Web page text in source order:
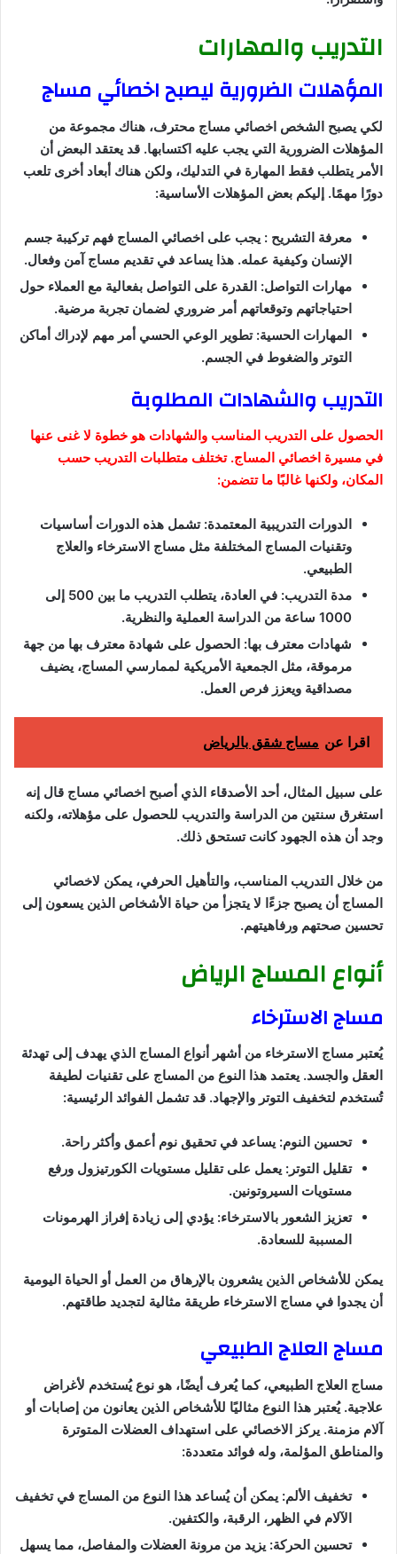
التدريب والمهارات
المؤهلات الضرورية ليصبح اخصائي مساج
لكي يصبح الشخص اخصائي مساج محترف، هناك مجموعة من
المؤهلات الضرورية التي يجب عليه اكتسابها. قد يعتقد البعض أن
الأمر يتطلب فقط المهارة في التدليك، ولكن هناك أبعاد أخرى تلعب
دورًا مهمًا. إليكم بعض المؤهلات الأساسية:
معرفة التشريح : يجب على اخصائي المساج فهم تركيبة جسم
الإنسان وكيفية عمله. هذا يساعد في تقديم مساج آمن وفعال.
مهارات التواصل: القدرة على التواصل بفعالية مع العملاء حول
احتياجاتهم وتوقعاتهم أمر ضروري لضمان تجربة مرضية.
المهارات الحسية: تطوير الوعي الحسي أمر مهم لإدراك أماكن
التوتر والضغوط في الجسم.
التدريب والشهادات المطلوبة
الحصول على التدريب المناسب والشهادات هو خطوة لا غنى عنها
في مسيرة اخصائي المساج. تختلف متطلبات التدريب حسب
المكان، ولكنها غالبًا ما تتضمن:
الدورات التدريبية المعتمدة: تشمل هذه الدورات أساسيات
وتقنيات المساج المختلفة مثل مساج الاسترخاء والعلاج
الطبيعي.
مدة التدريب: في العادة، يتطلب التدريب ما بين 500 إلى
1000 ساعة من الدراسة العملية والنظرية.
شهادات معترف بها: الحصول على شهادة معترف بها من جهة
مرموقة، مثل الجمعية الأمريكية لممارسي المساج، يضيف
مصداقية ويعزز فرص العمل.
اقرا عن مساج شقق بالرياض
على سبيل المثال، أحد الأصدقاء الذي أصبح اخصائي مساج قال إنه
استغرق سنتين من الدراسة والتدريب للحصول على مؤهلاته، ولكنه
وجد أن هذه الجهود كانت تستحق ذلك.
من خلال التدريب المناسب، والتأهيل الحرفي، يمكن لاخصائي
المساج أن يصبح جزءًا لا يتجزأ من حياة الأشخاص الذين يسعون إلى
تحسين صحتهم ورفاهيتهم.
أنواع المساج الرياض
مساج الاسترخاء
يُعتبر مساج الاسترخاء من أشهر أنواع المساج الذي يهدف إلى تهدئة
العقل والجسد. يعتمد هذا النوع من المساج على تقنيات لطيفة
تُستخدم لتخفيف التوتر والإجهاد. قد تشمل الفوائد الرئيسية:
تحسين النوم: يساعد في تحقيق نوم أعمق وأكثر راحة.
تقليل التوتر: يعمل على تقليل مستويات الكورتيزول ورفع
مستويات السيروتونين.
تعزيز الشعور بالاسترخاء: يؤدي إلى زيادة إفراز الهرمونات
المسببة للسعادة.
يمكن للأشخاص الذين يشعرون بالإرهاق من العمل أو الحياة اليومية
أن يجدوا في مساج الاسترخاء طريقة مثالية لتجديد طاقتهم.
مساج العلاج الطبيعي
مساج العلاج الطبيعي، كما يُعرف أيضًا، هو نوع يُستخدم لأغراض
علاجية. يُعتبر هذا النوع مثاليًا للأشخاص الذين يعانون من إصابات أو
آلام مزمنة. يركز الاخصائي على استهداف العضلات المتوترة
والمناطق المؤلمة، وله فوائد متعددة:
تخفيف الألم: يمكن أن يُساعد هذا النوع من المساج في تخفيف
الآلام في الظهر، الرقبة، والكتفين.
تحسين الحركة: يزيد من مرونة العضلات والمفاصل، مما يسهل